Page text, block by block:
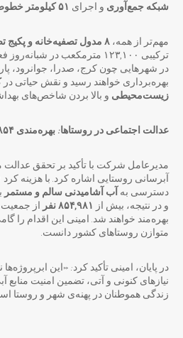
شبکه جمع‌آوری و اجرای ۵۱ کیلومتر خطوط انتقال
مهم‌تر از همه، ۸ مدول تصفیه‌خانه و پکیج تصفیه فاضلاب
ترکیبی ۱۲۳,۱۰۰ مترمکعب در
در شهرهایی چون کرج، صدرا، جوانرود،
بهره‌برداری خواهند رسید و نقش حیاتی در
زیست‌محیطی و بالا بردن شاخص‌های
عدالت اجتماعی در روستاها: بهره‌مندی ۸۵۴ هزار نفر از آب سالم
مدیرعامل شرکت با تأکید بر تحقق عدالت
آبرسانی روستایی اشاره کرد. با هزینه کرد
دسترسی به آب آشامیدنی سالم و مستمر
و در نتیجه، بیش از ۸۵۴,۹۸۱ نفر
از جمعیت
بهره‌مند خواهند شد. امینی این اقدام را
متوازن روستاهای کشور دانست.
در پایان، امینی تأکید کرد: «این
نیازهای کنونی و آتی، تضمین امنیت منابع
زندگی هموطنان در پهنه‌ی شهر و روستا